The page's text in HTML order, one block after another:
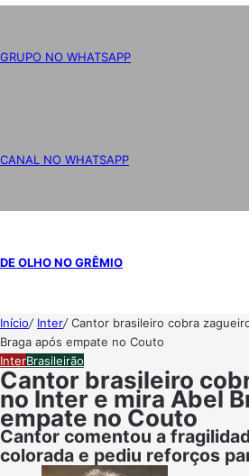
GRUPO NO WHATSAPP
CANAL NO WHATSAPP
DE OLHO NO GRÊMIO
Início/ Inter/Cantor brasileiro cobra
Braga após empate no Couto
InterBrasileirão
Cantor brasileiro
no Inter e mira Abel
empate no Couto
Cantor comentou a
colorada e pediu reforços